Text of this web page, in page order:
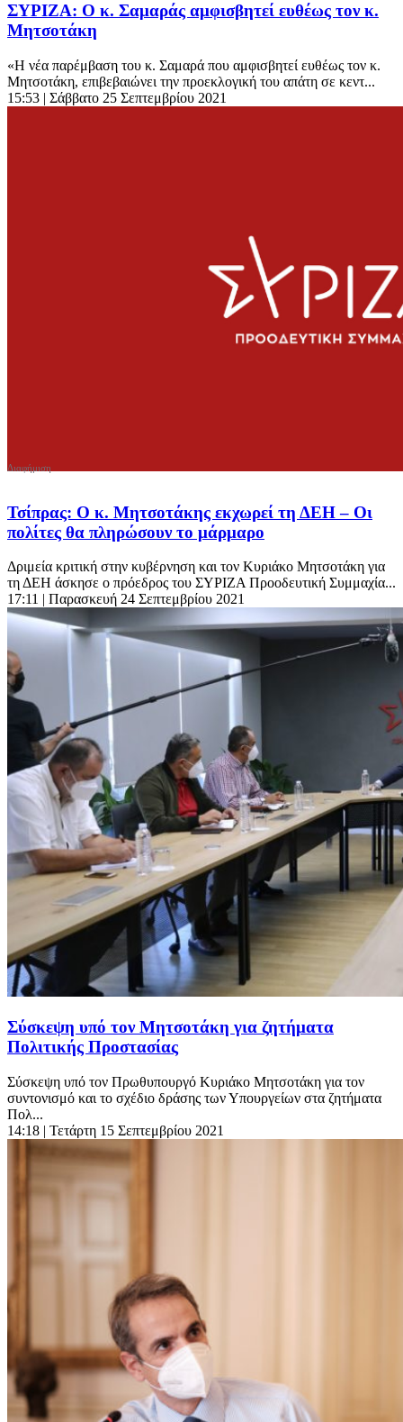
ΣΥΡΙΖΑ: Ο κ. Σαμαράς αμφισβητεί ευθέως τον κ.
Μητσοτάκη
«Η νέα παρέμβαση του κ. Σαμαρά που αμφισβητεί ευθέως τον κ.
Μητσοτάκη, επιβεβαιώνει την προεκλογική του απάτη σε κεντ...
15:53 | Σάββατο 25 Σεπτεμβρίου 2021
Τσίπρας: Ο κ. Μητσοτάκης εκχωρεί τη ΔΕΗ – Οι
πολίτες θα πληρώσουν το μάρμαρο
Δριμεία κριτική στην κυβέρνηση και τον Κυριάκο Μητσοτάκη για
τη ΔΕΗ άσκησε ο πρόεδρος του ΣΥΡΙΖΑ Προοδευτική Συμμαχία...
17:11 | Παρασκευή 24 Σεπτεμβρίου 2021
Σύσκεψη υπό τον Μητσοτάκη για ζητήματα
Πολιτικής Προστασίας
Σύσκεψη υπό τον Πρωθυπουργό Κυριάκο Μητσοτάκη για τον
συντονισμό και το σχέδιο δράσης των Υπουργείων στα ζητήματα
Πολ...
14:18 | Τετάρτη 15 Σεπτεμβρίου 2021